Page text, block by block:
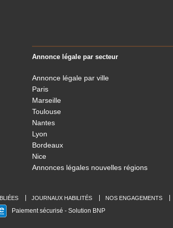
en garantissant la conformité avec les
Annonce légale par secteur
Annonce légale par ville
Paris
Marseille
Toulouse
Nantes
Lyon
Bordeaux
Nice
Annonces légales nouvelles régions
JOURNAUX HABILITÉS NOS ENGAGEMENTS
Paiement sécurisé - Solution BNP